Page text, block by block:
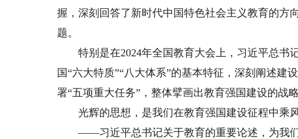
握，深刻回答了新时代中国特色社会主义教育的方
题。
特别是在2024年全国教育大会上，习近平总书
国“六大特质”“八大体系”的基本特征，深刻阐述建
署“五项重大任务”，整体擘画出教育强国建设的战略
光辉的思想，是我们在教育强国建设征程中乘风
——习近平总书记关于教育的重要论述，为我们